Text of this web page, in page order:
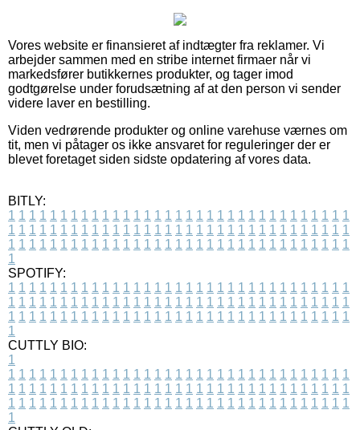
Vores website er finansieret af indtægter fra reklamer. Vi
arbejder sammen med en stribe internet firmaer når vi
markedsfører butikkernes produkter, og tager imod
godtgørelse under forudsætning af at den person vi sender
videre laver en bestilling.
Viden vedrørende produkter og online varehuse værnes om
tit, men vi påtager os ikke ansvaret for reguleringer der er
blevet foretaget siden sidste opdatering af vores data.
BITLY:
1 1 1 1 1 1 1 1 1 1 1 1 1 1 1 1 1 1 1 1 1 1 1 1 1 1 1 1 1 1 1 1 1
1 1 1 1 1 1 1 1 1 1 1 1 1 1 1 1 1 1 1 1 1 1 1 1 1 1 1 1 1 1 1 1 1
1 1 1 1 1 1 1 1 1 1 1 1 1 1 1 1 1 1 1 1 1 1 1 1 1 1 1 1 1 1 1 1 1
1
SPOTIFY:
1 1 1 1 1 1 1 1 1 1 1 1 1 1 1 1 1 1 1 1 1 1 1 1 1 1 1 1 1 1 1 1 1
1 1 1 1 1 1 1 1 1 1 1 1 1 1 1 1 1 1 1 1 1 1 1 1 1 1 1 1 1 1 1 1 1
1 1 1 1 1 1 1 1 1 1 1 1 1 1 1 1 1 1 1 1 1 1 1 1 1 1 1 1 1 1 1 1 1
1
CUTTLY BIO:
1
1 1 1 1 1 1 1 1 1 1 1 1 1 1 1 1 1 1 1 1 1 1 1 1 1 1 1 1 1 1 1 1 1
1 1 1 1 1 1 1 1 1 1 1 1 1 1 1 1 1 1 1 1 1 1 1 1 1 1 1 1 1 1 1 1 1
1 1 1 1 1 1 1 1 1 1 1 1 1 1 1 1 1 1 1 1 1 1 1 1 1 1 1 1 1 1 1 1 1
1